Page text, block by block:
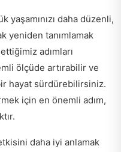
yaşamınızı daha düzenli,
yeniden tanımlamak
adımları
ölçüde artırabilir ve
hayat sürdürebilirsiniz.
için en önemli adım,
daha iyi anlamak